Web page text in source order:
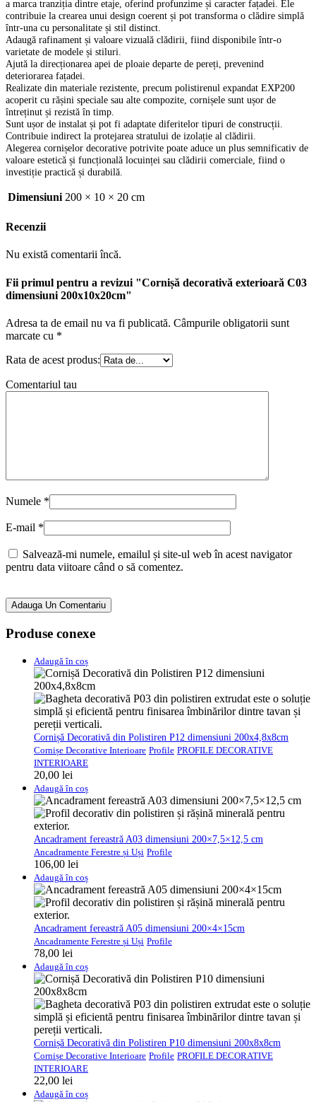
a marca tranziția dintre etaje, oferind profunzime și caracter fațadei. Ele
contribuie la crearea unui design coerent și pot transforma o clădire simplă
într-una cu personalitate și stil distinct.
Adaugă rafinament și valoare vizuală clădirii, fiind disponibile într-o
varietate de modele și stiluri.
Ajută la direcționarea apei de ploaie departe de pereți, prevenind
deteriorarea fațadei.
Realizate din materiale rezistente, precum polistirenul expandat EXP200
acoperit cu rășini speciale sau alte compozite, cornișele sunt ușor de
întreținut și rezistă în timp.
Sunt ușor de instalat și pot fi adaptate diferitelor tipuri de construcții.
Contribuie indirect la protejarea stratului de izolație al clădirii.
Alegerea cornișelor decorative potrivite poate aduce un plus semnificativ de
valoare estetică și funcțională locuinței sau clădirii comerciale, fiind o
investiție practică și durabilă.
Dimensiuni 200 × 10 × 20 cm
Recenzii
Nu există comentarii încă.
Fii primul pentru a revizui "Cornișă decorativă exterioară C03
dimensiuni 200x10x20cm"
Adresa ta de email nu va fi publicată. Câmpurile obligatorii sunt
marcate cu *
Rata de acest produs:
Comentariul tau
Numele *
E-mail *
Salvează-mi numele, emailul și site-ul web în acest navigator
pentru data viitoare când o să comentez.
Adauga Un Comentariu
Produse conexe
Adaugă în coș
Cornișă Decorativă din Polistiren P12 dimensiuni 200x4,8x8cm
Cornișe Decorative Interioare Profile PROFILE DECORATIVE
INTERIOARE
20,00 lei
Adaugă în coș
Ancadrament fereastră A03 dimensiuni 200×7,5×12,5 cm
Ancadramente Ferestre și Uși Profile
106,00 lei
Adaugă în coș
Ancadrament fereastră A05 dimensiuni 200×4×15cm
Ancadramente Ferestre și Uși Profile
78,00 lei
Adaugă în coș
Cornișă Decorativă din Polistiren P10 dimensiuni 200x8x8cm
Cornișe Decorative Interioare Profile PROFILE DECORATIVE
INTERIOARE
22,00 lei
Adaugă în coș